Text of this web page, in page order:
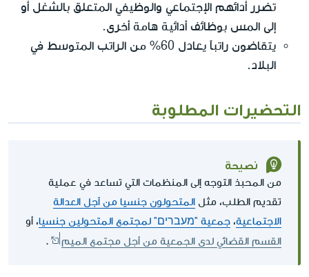
تضرر أدائهم الإجتماعي والوظيفي المتعلق بالشغل أو
إلى المس بوظائف أدائية هامة أخرى.
يتقاضون راتباً يعادل 60% من الراتب المتوسط في
البلاد.
التحضيرات المطلوبة
نصيحة
من المحبذ التوجه إلى المنظمات التي تساعد في عملية
تقديم الطلب، مثل المتحولون جنسيا من أجل العدالة
الاجتماعية، جمعية "מעברים" لمجتمع المتحولين جنسيا، أو
القسم القضائي لدى الجمعية من أجل مجتمع الميم
.